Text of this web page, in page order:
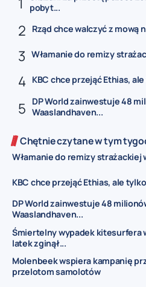
pobyt...
Rząd chce walczyć z mową
Włamanie do remizy
KBC chce przejąć Ethias,
DP World zainwestuje 48
Waaslandhaven...
Chętnie czytane w tym
Włamanie do remizy strażackiej
KBC chce przejąć Ethias, ale
DP World zainwestuje 48
Waaslandhaven...
Śmiertelny wypadek kitesurfera
latek zginął...
Molenbeek wspiera kampanię
przelotom samolotów